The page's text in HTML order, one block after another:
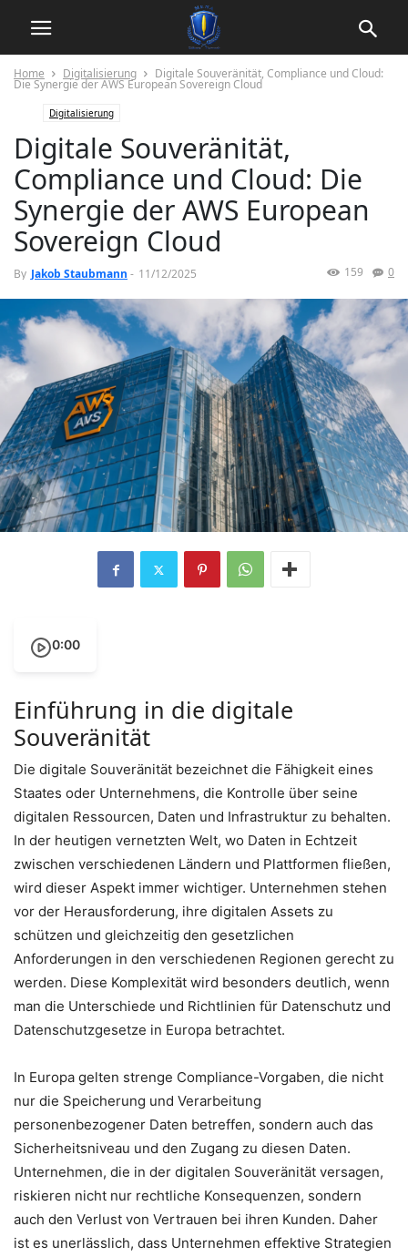
Home Digitalisierung Digitale Souveränität, Compliance und Cloud:
Die Synergie der AWS European Sovereign Cloud
Digitalisierung
Digitale Souveränität,
Compliance und Cloud: Die
Synergie der AWS European
Sovereign Cloud
By Jakob Staubmann - 11/12/2025 0
159
0:00
Einführung in die digitale
Souveränität
Die digitale Souveränität bezeichnet die Fähigkeit eines
Staates oder Unternehmens, die Kontrolle über seine
digitalen Ressourcen, Daten und Infrastruktur zu behalten.
In der heutigen vernetzten Welt, wo Daten in Echtzeit
zwischen verschiedenen Ländern und Plattformen fließen,
wird dieser Aspekt immer wichtiger. Unternehmen stehen
vor der Herausforderung, ihre digitalen Assets zu
schützen und gleichzeitig den gesetzlichen
Anforderungen in den verschiedenen Regionen gerecht zu
werden. Diese Komplexität wird besonders deutlich, wenn
man die Unterschiede und Richtlinien für Datenschutz und
Datenschutzgesetze in Europa betrachtet.
In Europa gelten strenge Compliance-Vorgaben, die nicht
nur die Speicherung und Verarbeitung
personenbezogener Daten betreffen, sondern auch das
Sicherheitsniveau und den Zugang zu diesen Daten.
Unternehmen, die in der digitalen Souveränität versagen,
riskieren nicht nur rechtliche Konsequenzen, sondern
auch den Verlust von Vertrauen bei ihren Kunden. Daher
ist es unerlässlich, dass Unternehmen effektive Strategien